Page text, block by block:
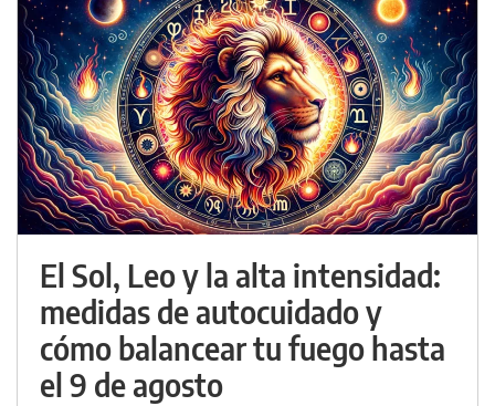
El Sol, Leo y la alta intensidad:
medidas de autocuidado y
cómo balancear tu fuego hasta
el 9 de agosto